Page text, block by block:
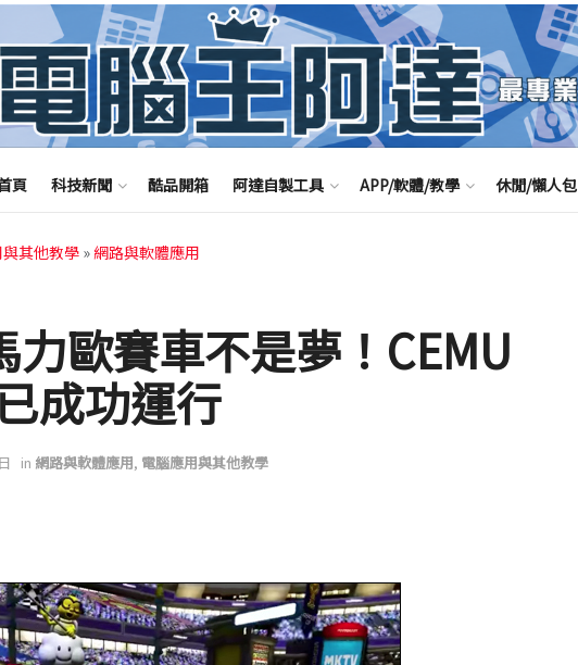
頁 科技新聞 酷品開箱 阿達自製工具 APP/軟體/教學 休閒/懶人包
其他教學»網路與軟體應用
歐賽車不是夢！CEMU
成功運行
in 網路與軟體應用, 電腦應用與其他教學